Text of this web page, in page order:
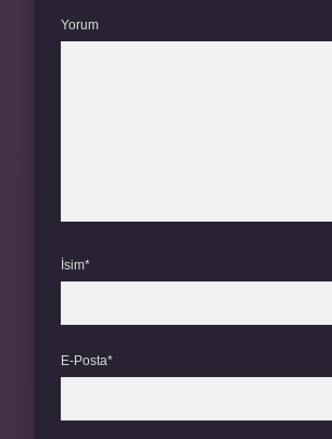
Yorum
İsim*
E-Posta*